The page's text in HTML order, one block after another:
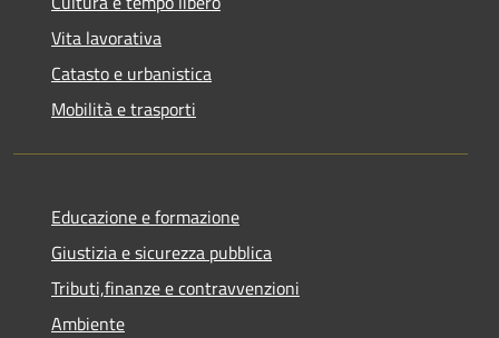
Vita lavorativa
Catasto e urbanistica
Mobilità e trasporti
Educazione e formazione
Giustizia e sicurezza pubblica
Tributi,finanze e contravvenzioni
Ambiente